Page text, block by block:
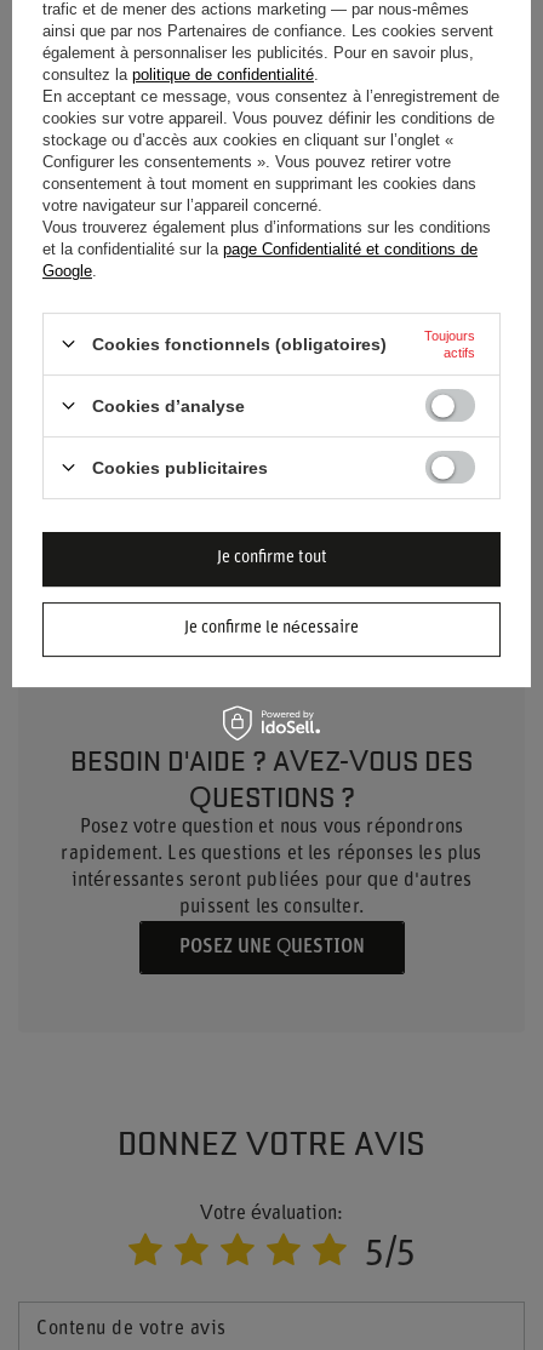
a été pensé pour offrir un équilibre optimal entre durabilité
technique et aisance thermique grâce à ses zones ventilées.
État Nouveaux produits
Catégorie Salopette
Approbation
Couleur Bleu
Groupe d'âge
OMP Racing
BESOIN D'AIDE ? AVEZ-VOUS DES
QUESTIONS ?
Posez votre question et nous vous répondrons
rapidement. Les questions et les réponses les plus
intéressantes seront publiées pour que d'autres
puissent les consulter.
POSEZ UNE QUESTION
DONNEZ VOTRE AVIS
Votre évaluation:
5/5
Contenu de votre avis
trafic et de mener des actions marketing — par nous-mêmes
ainsi que par nos Partenaires de confiance. Les cookies servent
également à personnaliser les publicités. Pour en savoir plus,
consultez la politique de confidentialité
En acceptant ce message, vous consentez à l’enregistrement de
cookies sur votre appareil. Vous pouvez définir les conditions de
stockage ou d’accès aux cookies en cliquant sur l’onglet «
Configurer les consentements ». Vous pouvez retirer votre
consentement à tout moment en supprimant les cookies dans
votre navigateur sur l’appareil concerné.
Vous trouverez également plus d’informations sur les conditions
et la confidentialité sur la page Confidentialité et conditions de
Google
Cookies fonctionnels (obligatoires)
Toujours
actifs
Cookies d’analyse
Cookies publicitaires
Je confirme le nécessaire
Je confirme tout